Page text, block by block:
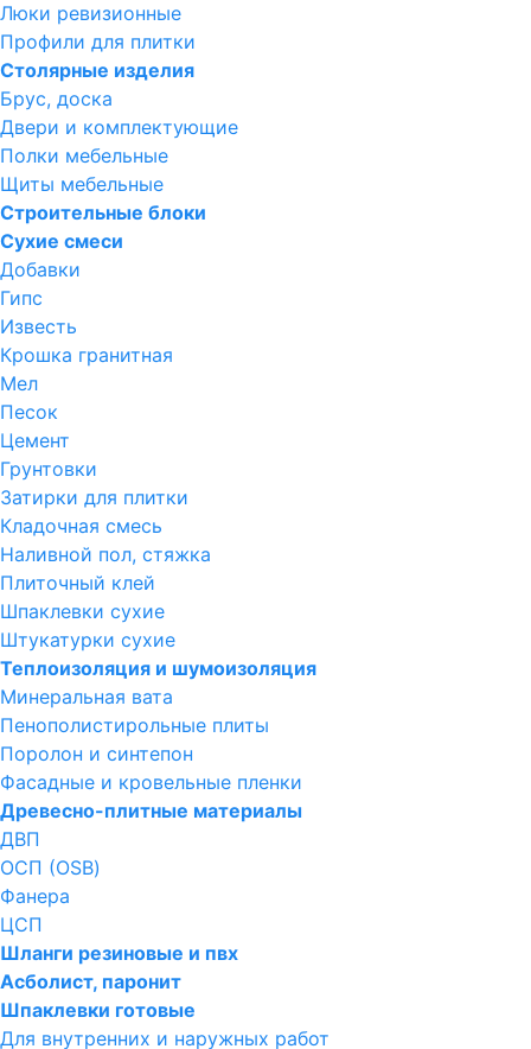
Люки ревизионные
Профили для плитки
Столярные изделия
Брус, доска
Двери и комплектующие
Полки мебельные
Щиты мебельные
Строительные блоки
Сухие смеси
Добавки
Гипс
Известь
Крошка гранитная
Мел
Песок
Цемент
Грунтовки
Затирки для плитки
Кладочная смесь
Наливной пол, стяжка
Плиточный клей
Шпаклевки сухие
Штукатурки сухие
Теплоизоляция и шумоизоляция
Минеральная вата
Пенополистирольные плиты
Поролон и синтепон
Фасадные и кровельные пленки
Древесно-плитные материалы
ДВП
ОСП (OSB)
Фанера
ЦСП
Шланги резиновые и пвх
Асболист, паронит
Шпаклевки готовые
Для внутренних и наружных работ